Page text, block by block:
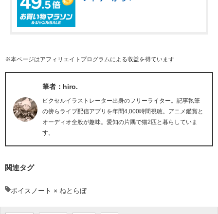
※本ページはアフィリエイトプログラムによる収益を得ています
筆者：hiro.
ピクセルイラストレーター出身のフリーライター。記事執筆
の傍らライブ配信アプリを年間4,000時間視聴。アニメ鑑賞と
オーディオ全般が趣味。愛知の片隅で猫2匹と暮らしていま
す。
関連タグ
ボイスノート × ねとらぼ